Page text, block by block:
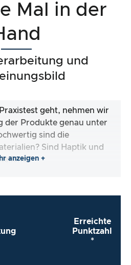
Mal in der
und
geht, nehmen wir
der Produkte genau unter
sind die
Sind Haptik und
anzeigen +
Erreichte
Punktzahl
*